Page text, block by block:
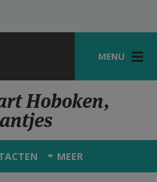
MENU
Hoboken,
MEER